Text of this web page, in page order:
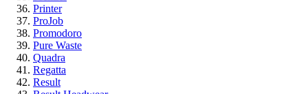
Printer
ProJob
Promodoro
Pure Waste
Quadra
Regatta
Result